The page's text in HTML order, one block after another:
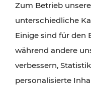
Wanderungen,
Radtouren oder
Attraktionen sind
Angeboten des
Zum Betrieb
unterschiedliche
Einige sind für den
während andere
verbessern,
personalisierte